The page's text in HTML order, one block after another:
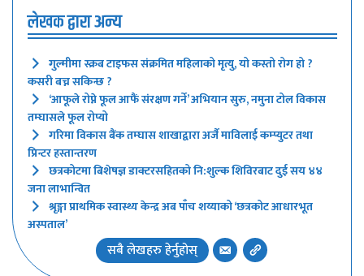
लेखक द्वारा अन्य
गुल्मीमा स्क्रब टाइफस संक्रमित महिलाको मृत्यु, यो कस्तो रोग हो ?
कसरी बच्न सकिन्छ ?
‘आफूले रोप्ने फूल आफैं संरक्षण गर्ने’ अभियान सुरु, नमुना टोल विकास
तम्घासले फूल रोप्यो
गरिमा विकास बैंक तम्घास शाखाद्वारा अर्जै माविलाई कम्प्युटर तथा
प्रिन्टर हस्तान्तरण
छत्रकोटमा बिशेषज्ञ डाक्टरसहितको नि:शुल्क शिविरबाट दुई सय ४४
जना लाभान्वित
श्रृङ्गा प्राथमिक स्वास्थ्य केन्द्र अब पाँच शय्याको ‘छत्रकोट आधारभूत
अस्पताल’
सबै लेखहरु हेर्नुहोस्